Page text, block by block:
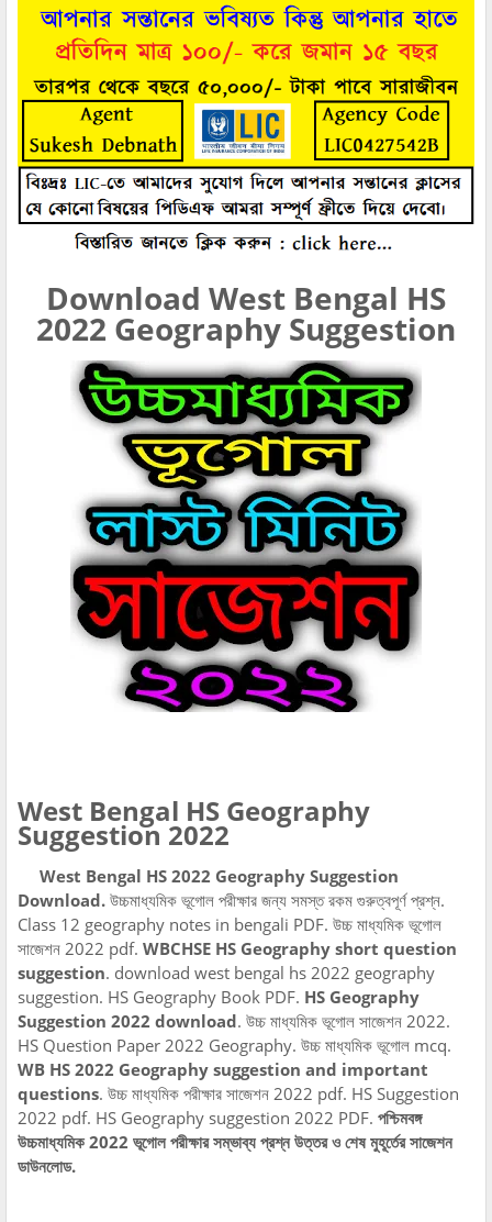
Download West Bengal HS
2022 Geography Suggestion
West Bengal HS Geography
Suggestion 2022
West Bengal HS 2022 Geography Suggestion
Download. উচ্চমাধ্যমিক ভূগোল পরীক্ষার জন্য সমস্ত রকম গুরুত্বপূর্ণ প্রশ্ন.
Class 12 geography notes in bengali PDF. উচ্চ মাধ্যমিক ভূগোল
সাজেশন 2022 pdf. WBCHSE HS Geography short question
suggestion. download west bengal hs 2022 geography
suggestion. HS Geography Book PDF. HS Geography
Suggestion 2022 download. উচ্চ মাধ্যমিক ভূগোল সাজেশন 2022.
HS Question Paper 2022 Geography. উচ্চ মাধ্যমিক ভূগোল mcq.
WB HS 2022 Geography suggestion and important
questions. উচ্চ মাধ্যমিক পরীক্ষার সাজেশন 2022 pdf. HS Suggestion
2022 pdf. HS Geography suggestion 2022 PDF. পশ্চিমবঙ্গ
উচ্চমাধ্যমিক 2022 ভূগোল পরীক্ষার সম্ভাব্য প্রশ্ন উত্তর ও শেষ মুহূর্তের সাজেশন
ডাউনলোড.